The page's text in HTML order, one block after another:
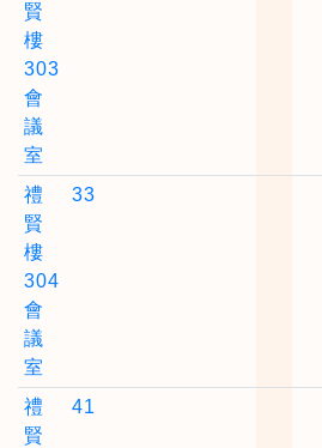
賢
樓
303
會
議
室
禮
賢
樓
304
會
議
室
33
禮
賢
41